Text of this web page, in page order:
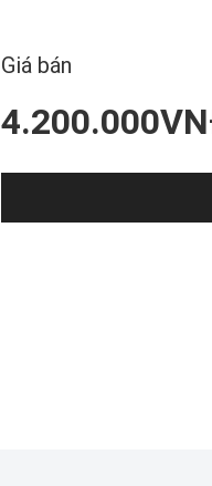
Giá bán